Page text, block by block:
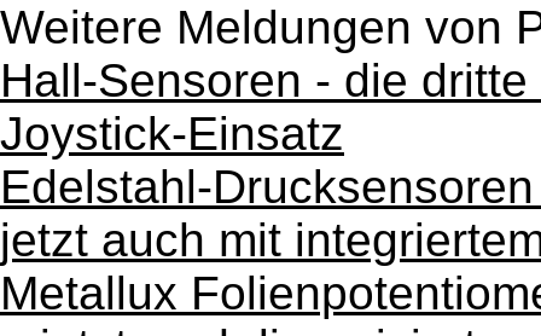
Weitere Meldungen von
Hall-Sensoren - die
Joystick-Einsatz
Edelstahl-
jetzt auch mit
Metallux